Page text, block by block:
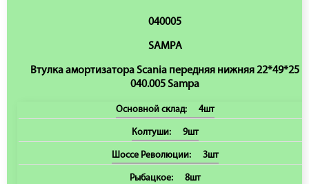
040005
SAMPA
Втулка амортизатора Scania передняя нижняя 22*49*25
040.005 Sampa
Основной склад: 4шт
Колтуши: 9шт
Шоссе Революции: 3шт
Рыбацкое: 8шт